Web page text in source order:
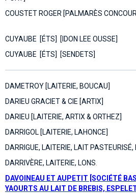
COUSTET ROGER [PALMARÈS
CUYAUBE [ÉTS] [IDON LEE OUSSE]
CUYAUBE [ÉTS]
DAMETROY [LAITERIE, BOUCAU]
DARIEU GRACIET & CIE [ARTIX]
DARIEU [LAITERIE, ARTIX & ORTHEZ]
DARRIGOL [LAITERIE, LAHONCE]
DARRIGUE, LAITERIE, LAIT PASTEURISÉ,
DARRIVÈRE, LAITERIE, LONS
DAVOINEAU ET AUPETIT [SOCIÉTÉ
YAOURTS AU LAIT DE BREBIS,